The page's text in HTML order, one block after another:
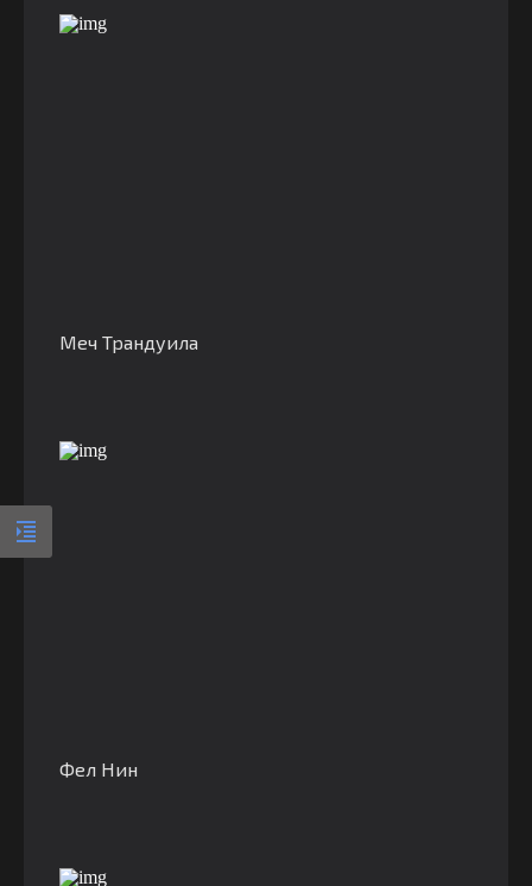
Меч Трандуила
Фел Нин